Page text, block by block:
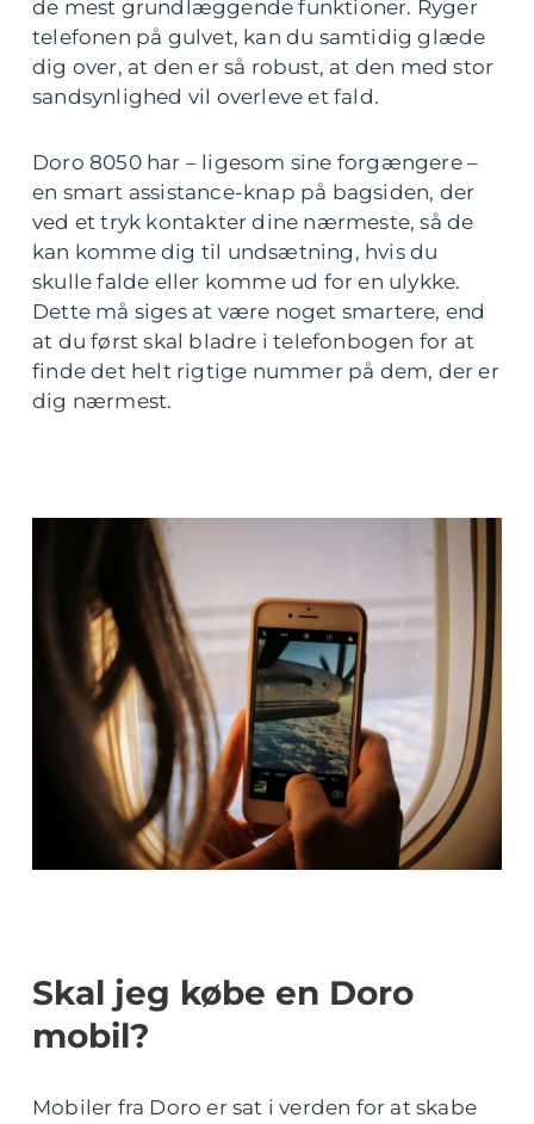
de mest grundlæggende funktioner. Ryger
telefonen på gulvet, kan du samtidig glæde
dig over, at den er så robust, at den med stor
sandsynlighed vil overleve et fald.
Doro 8050 har – ligesom sine forgængere –
en smart assistance-knap på bagsiden, der
ved et tryk kontakter dine nærmeste, så de
kan komme dig til undsætning, hvis du
skulle falde eller komme ud for en ulykke.
Dette må siges at være noget smartere, end
at du først skal bladre i telefonbogen for at
finde det helt rigtige nummer på dem, der er
dig nærmest.
Skal jeg købe en Doro
mobil?
Mobiler fra Doro er sat i verden for at skabe